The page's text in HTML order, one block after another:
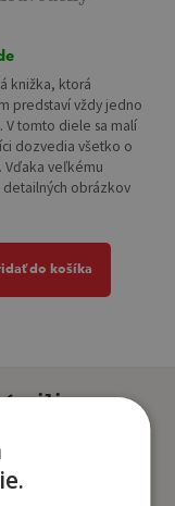
knižka, ktorá
predstaví vždy jedno
V tomto diele sa malí
dozvedia všetko o
Vďaka veľkému
detailných obrázkov
do košíka